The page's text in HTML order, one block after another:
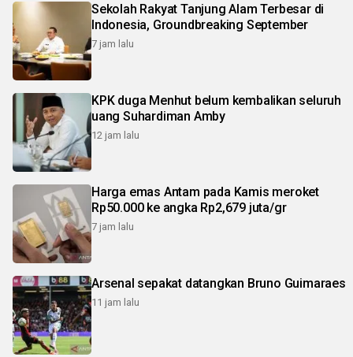
Sekolah Rakyat Tanjung Alam Terbesar di
Indonesia, Groundbreaking September
7 jam lalu
KPK duga Menhut belum kembalikan seluruh
uang Suhardiman Amby
12 jam lalu
Harga emas Antam pada Kamis meroket
Rp50.000 ke angka Rp2,679 juta/gr
7 jam lalu
Arsenal sepakat datangkan Bruno Guimaraes
11 jam lalu